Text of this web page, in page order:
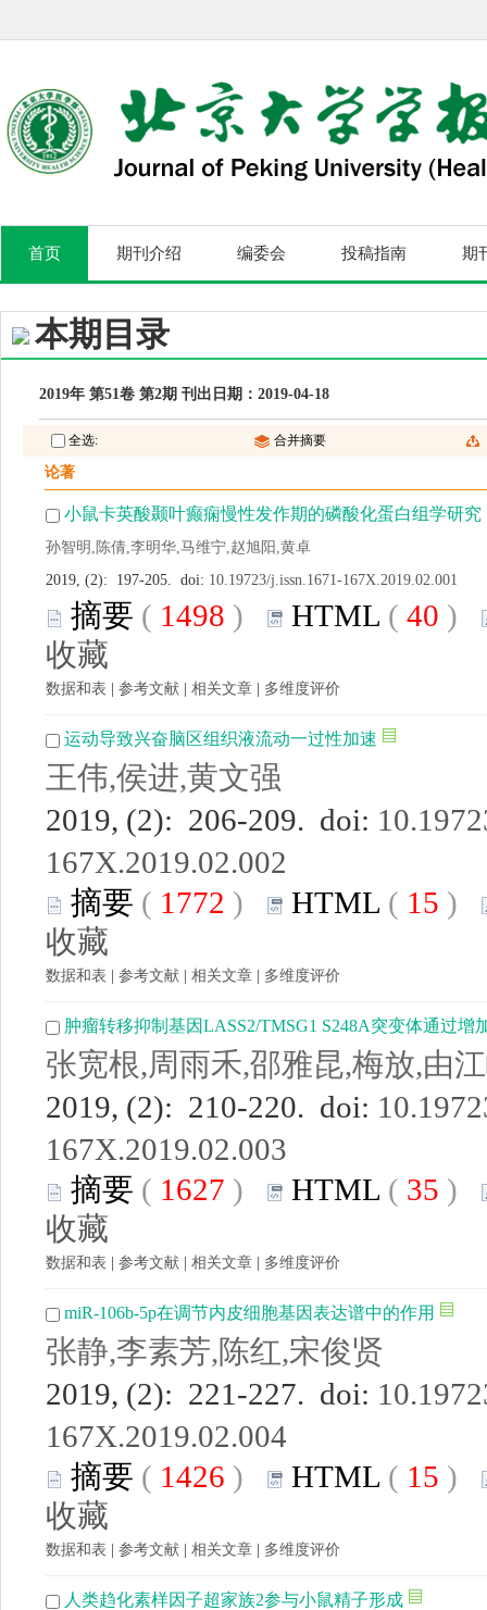
首页 期刊介绍 编委会 投稿指南 期
本期目录
2019年 第51卷 第2期 刊出日期：2019-04-18
全选: 合并摘要
论著
小鼠卡英酸颞叶癫痫慢性发作期的磷酸化蛋白组学研究
孙智明,陈倩,李明华,马维宁,赵旭阳,黄卓
2019, (2): 197-205. doi: 10.19723/j.issn.1671-167X.2019.02.001
摘要 ( 1498 ) HTML ( 40 )
收藏
数据和表 参考文献 相关文章 多维度评价
运动导致兴奋脑区组织液流动一过性加速
王伟,侯进,黄文强
2019, (2): 206-209. doi:
167X.2019.02.002
摘要 ( 1772 ) HTML ( 15 )
收藏
数据和表 参考文献 相关文章 多维度评价
肿瘤转移抑制基因LASS2/TMSG1 S248A突变体通过增
张宽根,周雨禾,邵雅昆,梅放,由
2019, (2): 210-220. doi:
167X.2019.02.003
摘要 ( 1627 ) HTML ( 35 )
收藏
数据和表 参考文献 相关文章 多维度评价
miR-106b-5p在调节内皮细胞基因表达谱中的作用
张静,李素芳,陈红,宋俊贤
2019, (2): 221-227. doi:
167X.2019.02.004
摘要 ( 1426 ) HTML ( 15 )
收藏
数据和表 参考文献 相关文章 多维度评价
人类趋化素样因子超家族2参与小鼠精子形成